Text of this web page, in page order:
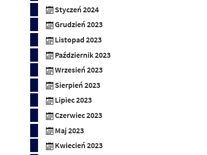
Styczeń 2024
Grudzień 2023
Listopad 2023
Październik 2023
Wrzesień 2023
Sierpień 2023
Lipiec 2023
Czerwiec 2023
Maj 2023
Kwiecień 2023